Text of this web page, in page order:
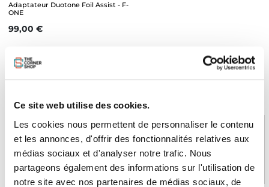
Ce site web utilise des cookies.
Les cookies nous permettent de personnaliser le contenu
et les annonces, d'offrir des fonctionnalités relatives aux
médias sociaux et d'analyser notre trafic. Nous
partageons également des informations sur l'utilisation de
notre site avec nos partenaires de médias sociaux, de
Adaptateur Duotone Foil Assist - F-
ONE
Prix
99,00 €
PAIEMENT SÉCURISÉ
CB, VISA, Mastercard, ALMA
STOCK EN TEMPS RÉEL
Plus de 5000 produits en stock